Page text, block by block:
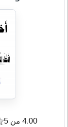
4.00 من 5